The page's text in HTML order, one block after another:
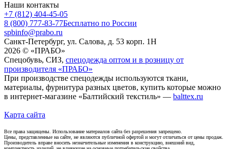
Наши контакты
+7 (812) 404-45-05
8 (800) 777-83-77Бесплатно по России
spbinfo@prabo.ru
Санкт-Петербург, ул. Салова, д. 53 корп. 1Н
2026 © «ПРАБО»
Спецобувь, СИЗ, спецодежда оптом и в розницу от
производителя «ПРАБО»
При производстве спецодежды используются ткани,
материалы, фурнитура разных цветов, купить которые можно
в интернет-магазине «Балтийский текстиль» — balttex.ru
Карта сайта
Все права защищены. Использование материалов сайта без разрешения запрещено.
Цены, представленные на сайте, не являются публичной офертой и могут отличаться от цены продаж.
Производитель вправе вносить незначительные изменения в конструкцию, внешний вид,